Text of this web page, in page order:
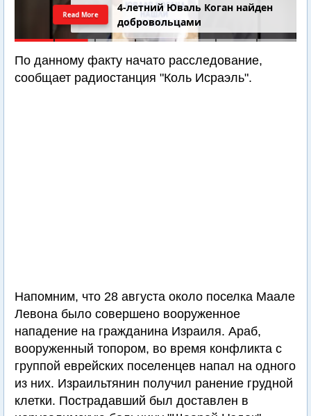
4-летний Юваль Коган найден
добровольцами
Read More
По данному факту начато расследование,
сообщает радиостанция "Коль Исраэль".
Напомним, что 28 августа около поселка Маале
Левона было совершено вооруженное
нападение на гражданина Израиля. Араб,
вооруженный топором, во время конфликта с
группой еврейских поселенцев напал на одного
из них. Израильтянин получил ранение грудной
клетки. Пострадавший был доставлен в